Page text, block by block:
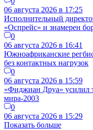
06 августа 2026 в 17:25
Исполнительный
«Оспрейс» и знамерен
0
06 августа 2026 в 16:41
Южноафриканские
без контактных нагрузок
0
06 августа 2026 в 15:59
«Фиджиан Друа» усилил
мира-2003
0
06 августа 2026 в 15:29
Показать больше